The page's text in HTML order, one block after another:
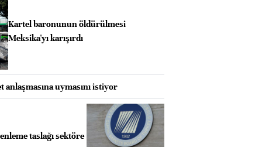
Kartel baronunun öldürülmesi
Meksika'yı karışırdı
anlaşmasına uymasını istiyor
taslağı sektöre